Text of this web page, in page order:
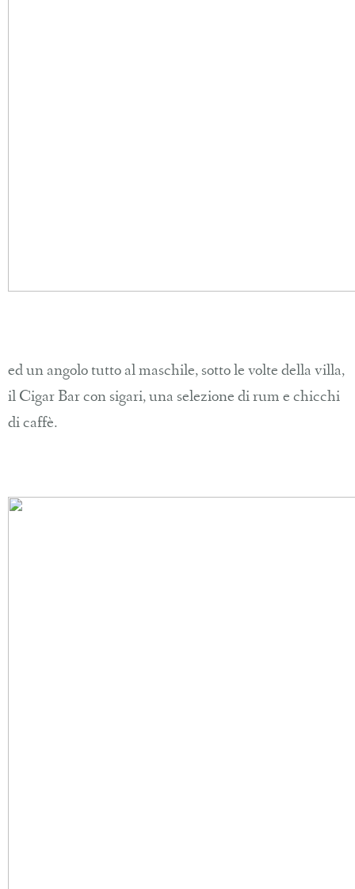
ed un angolo tutto al maschile, sotto le volte della villa,
il Cigar Bar con sigari, una selezione di rum e chicchi
di caffè.